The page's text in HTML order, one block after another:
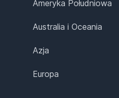
Ameryka Południowa
Australia i Oceania
Azja
Europa